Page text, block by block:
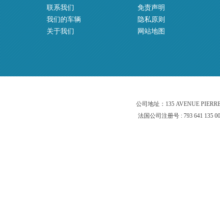
联系我们
我们的车辆
关于我们
免责声明
隐私原则
网站地图
公司地址：135 AVENUE
法国公司注册号 : 793 641 135